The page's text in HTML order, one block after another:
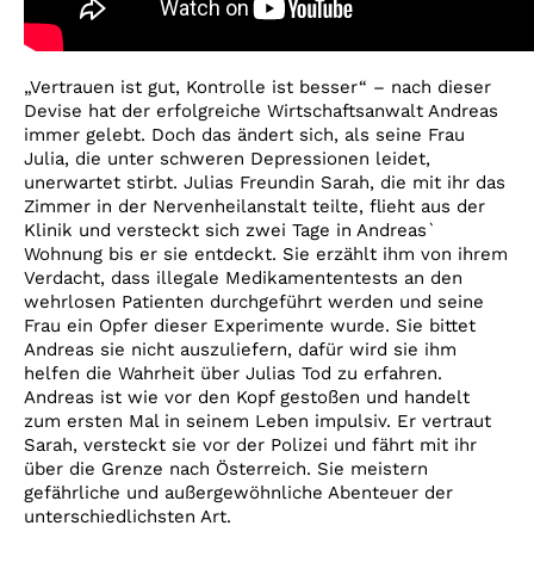
„Vertrauen ist gut, Kontrolle ist besser“ – nach dieser
Devise hat der erfolgreiche Wirtschaftsanwalt Andreas
immer gelebt. Doch das ändert sich, als seine Frau
Julia, die unter schweren Depressionen leidet,
unerwartet stirbt. Julias Freundin Sarah, die mit ihr das
Zimmer in der Nervenheilanstalt teilte, flieht aus der
Klinik und versteckt sich zwei Tage in Andreas`
Wohnung bis er sie entdeckt. Sie erzählt ihm von ihrem
Verdacht, dass illegale Medikamententests an den
wehrlosen Patienten durchgeführt werden und seine
Frau ein Opfer dieser Experimente wurde. Sie bittet
Andreas sie nicht auszuliefern, dafür wird sie ihm
helfen die Wahrheit über Julias Tod zu erfahren.
Andreas ist wie vor den Kopf gestoßen und handelt
zum ersten Mal in seinem Leben impulsiv. Er vertraut
Sarah, versteckt sie vor der Polizei und fährt mit ihr
über die Grenze nach Österreich. Sie meistern
gefährliche und außergewöhnliche Abenteuer der
unterschiedlichsten Art.